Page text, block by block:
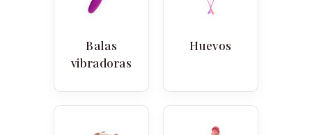
Balas
vibradoras
Huevos